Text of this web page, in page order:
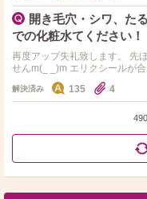
開き毛穴・シワ、た
での化粧水てください！
再度アップ失礼致します。 先ほどアドバイス頂いた方々へ 大変申し訳ありま
せんm(_ _)m エリクシールが
て頂いた方もありがとうござ
解決済み 135 4